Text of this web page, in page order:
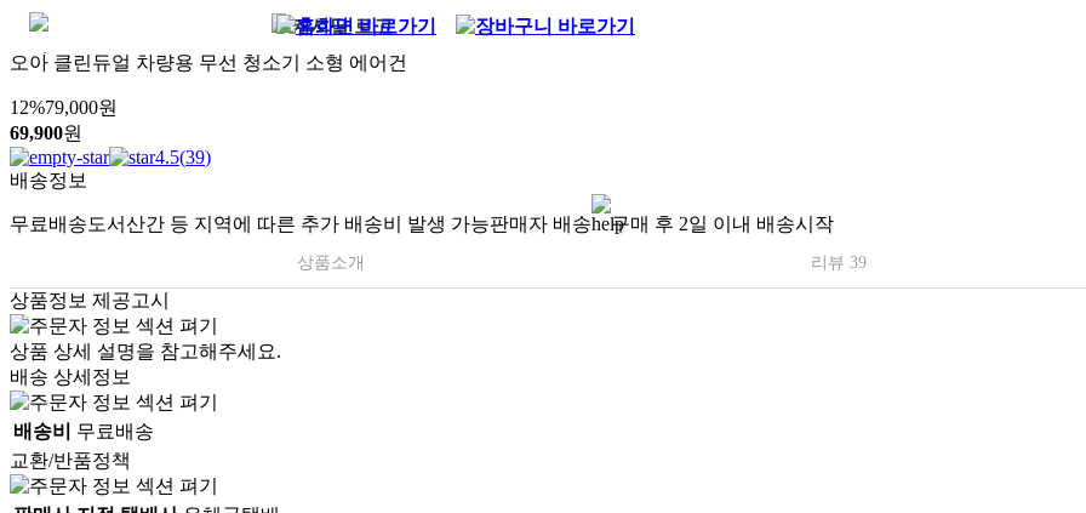
오아 클린듀얼 차량용 무선 청소기 소형 에어건
12%79,000원
69,900원
4.5(39)
배송정보
무료배송도서산간 등 지역에 따른 추가 배송비 발생 가능판매자 배송 구매 후 2일 이내 배송시작
상품소개 리뷰 39
상품정보 제공고시
상품 상세 설명을 참고해주세요.
배송 상세정보
배송비
무료배송
교환/반품정책